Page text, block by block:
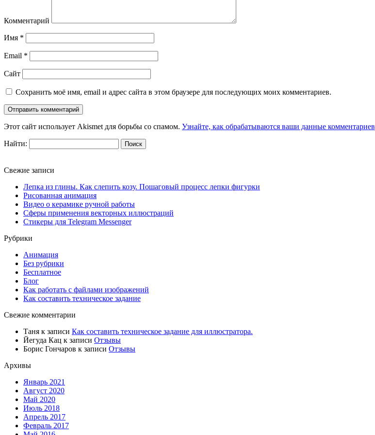
Комментарий
Имя *
Email *
Сайт
Сохранить моё имя, email и адрес сайта в этом браузере для последующих моих комментариев.
Этот сайт использует Akismet для борьбы со спамом. Узнайте, как обрабатываются ваши данные комментариев
Найти:
Свежие записи
Лепка из глины. Как слепить козу. Пошаговый процесс лепки фигурки
Рисованная анимация
Видео о керамике ручной работы
Сферы применения векторных иллюстраций
Стикеры для Telegram Messenger
Рубрики
Анимация
Без рубрики
Бесплатное
Блог
Как работать с файлами изображений
Как составить техническое задание
Свежие комментарии
Таня к записи Как составить техническое задание для иллюстратора.
Йегуда Кац к записи Отзывы
Борис Гончаров к записи Отзывы
Архивы
Январь 2021
Август 2020
Май 2020
Июль 2018
Апрель 2017
Февраль 2017